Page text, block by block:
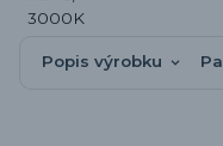
Popis výrobku